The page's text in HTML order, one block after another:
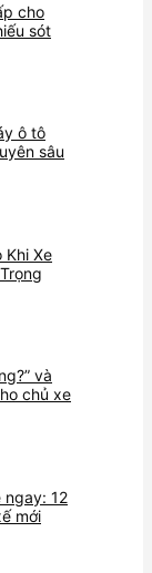
cho
sót
ô tô
sâu
Khi Xe
và
chủ xe
ngay: 12
mới